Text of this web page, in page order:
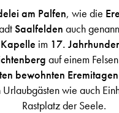
am Palfen, wie die
Saalfelden auch
Kapelle im 17.
auf einem
bewohnten
wie auch
Rastplatz der Seele.